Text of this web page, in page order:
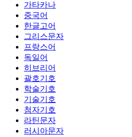
가타카나
중국어
한글고어
그리스문자
프랑스어
독일어
히브리어
괄호기호
학술기호
기술기호
첨자기호
라틴문자
러시아문자